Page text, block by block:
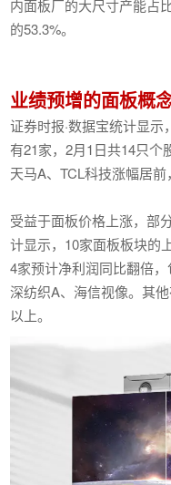
内面板厂的大尺寸产能占
的53.3%。
业绩预增的面板概
证券时报·数据宝统计显
有21家，2月1日共14只个
天马A、TCL科技涨幅居前
受益于面板价格上涨，部
计显示，10家面板板块的
4家预计净利润同比翻倍，
深纺织A、海信视像。其
以上。